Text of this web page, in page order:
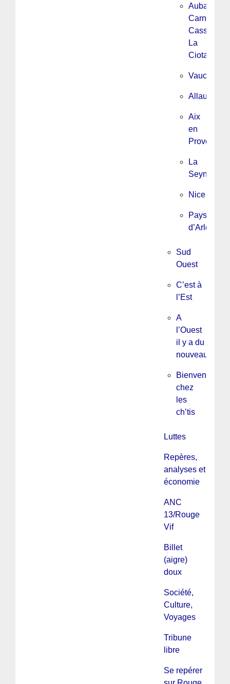
Aubagne,
Carnoux,
Cassis,
La
Ciotat
Vaucluse
Allauch
Aix
en
Provence/
La
Seyne
Nice
Pays
d’Arles
Sud
Ouest
C’est à
l’Est
A
l’Ouest
il y a du
nouveau
Bienvenue
chez
les
ch’tis
Luttes
Repères,
analyses et
économie
ANC
13/Rouge
Vif
Billet
(aigre)
doux
Société,
Culture,
Voyages
Tribune
libre
Se repérer